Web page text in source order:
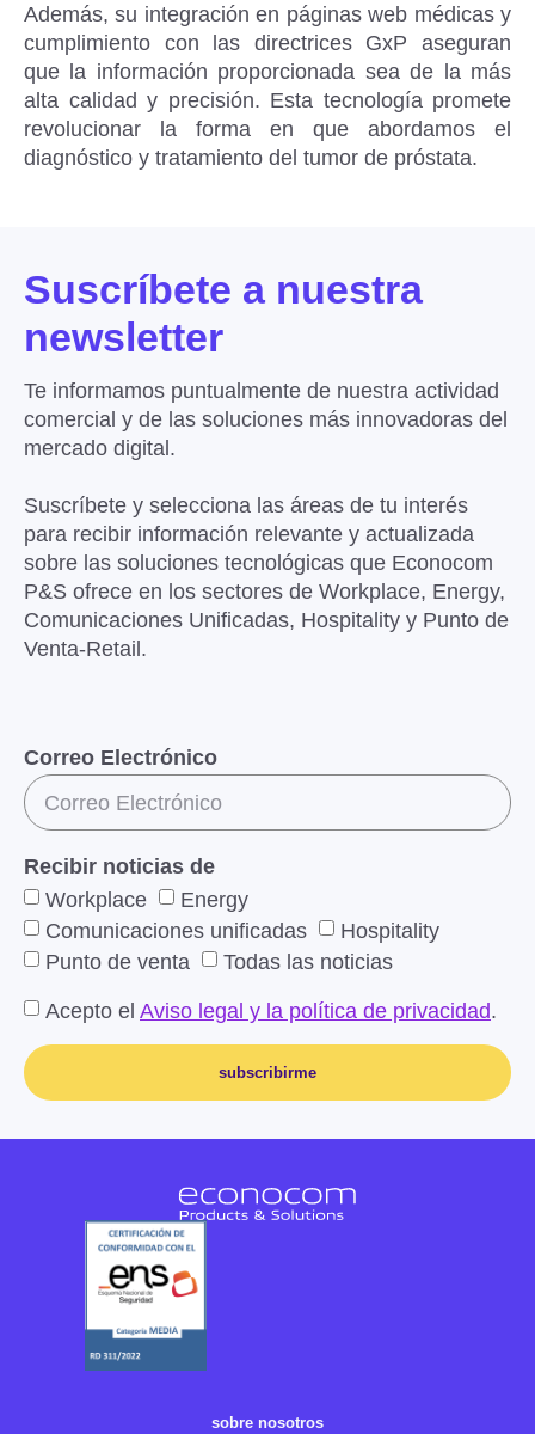
Además, su integración en páginas web médicas y
cumplimiento con las directrices GxP aseguran
que la información proporcionada sea de la más
alta calidad y precisión. Esta tecnología promete
revolucionar la forma en que abordamos el
diagnóstico y tratamiento del tumor de próstata.
Suscríbete a nuestra
newsletter
Te informamos puntualmente de nuestra actividad
comercial y de las soluciones más innovadoras del
mercado digital.
Suscríbete y selecciona las áreas de tu interés
para recibir información relevante y actualizada
sobre las soluciones tecnológicas que Econocom
P&S ofrece en los sectores de Workplace, Energy,
Comunicaciones Unificadas, Hospitality y Punto de
Venta-Retail.
Correo Electrónico
Recibir noticias de
Workplace
Energy
Comunicaciones unificadas
Hospitality
Punto de venta
Todas las noticias
Acepto el Aviso legal y la política de privacidad.
subscribirme
sobre nosotros